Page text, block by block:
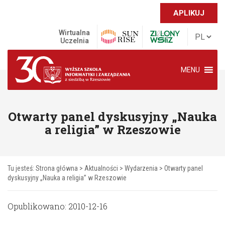
APLIKUJ
Wirtualna
Uczelnia
MENU
Otwarty panel dyskusyjny „Nauka
a religia” w Rzeszowie
Tu jesteś: Strona główna > Aktualności > Wydarzenia > Otwarty panel
dyskusyjny „Nauka a religia” w Rzeszowie
Opublikowano: 2010-12-16